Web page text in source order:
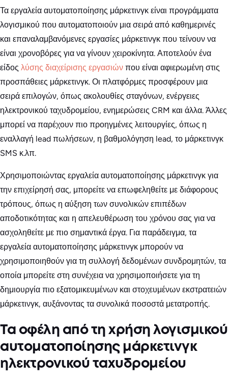
Τα εργαλεία αυτοματοποίησης μάρκετινγκ είναι προγράμματα
λογισμικού που αυτοματοποιούν μια σειρά από καθημερινές
και επαναλαμβανόμενες εργασίες μάρκετινγκ που τείνουν να
είναι χρονοβόρες για να γίνουν χειροκίνητα. Αποτελούν ένα
είδος λύσης διαχείρισης εργασιών που είναι αφιερωμένη στις
προσπάθειες μάρκετινγκ. Οι πλατφόρμες προσφέρουν μια
σειρά επιλογών, όπως ακολουθίες σταγόνων, ενέργειες
ηλεκτρονικού ταχυδρομείου, ενημερώσεις CRM και άλλα. Άλλες
μπορεί να παρέχουν πιο προηγμένες λειτουργίες, όπως η
εναλλαγή lead πωλήσεων, η βαθμολόγηση lead, το μάρκετινγκ
SMS κ.λπ.
Χρησιμοποιώντας εργαλεία αυτοματοποίησης μάρκετινγκ για
την επιχείρησή σας, μπορείτε να επωφεληθείτε με διάφορους
τρόπους, όπως η αύξηση των συνολικών επιπέδων
αποδοτικότητας και η απελευθέρωση του χρόνου σας για να
ασχοληθείτε με πιο σημαντικά έργα. Για παράδειγμα, τα
εργαλεία αυτοματοποίησης μάρκετινγκ μπορούν να
χρησιμοποιηθούν για τη συλλογή δεδομένων συνδρομητών, τα
οποία μπορείτε στη συνέχεια να χρησιμοποιήσετε για τη
δημιουργία πιο εξατομικευμένων και στοχευμένων εκστρατειών
μάρκετινγκ, αυξάνοντας τα συνολικά ποσοστά μετατροπής.
Τα οφέλη από τη χρήση λογισμικού
αυτοματοποίησης μάρκετινγκ
ηλεκτρονικού ταχυδρομείου